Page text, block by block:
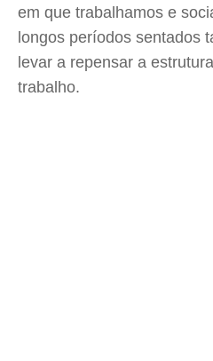
em que trabalhamos e
longos períodos sentados
levar a repensar a
trabalho.